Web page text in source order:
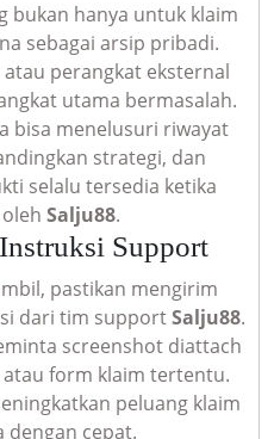
bukan hanya untuk klaim
sebagai arsip pribadi.
perangkat eksternal
utama bermasalah.
bisa menelusuri riwayat
strategi, dan
selalu tersedia ketika
Salju88.
Support
pastikan mengirim
dari tim supportSalju88.
screenshot diattach
atau form klaim tertentu.
peluang klaim
dengan cepat.